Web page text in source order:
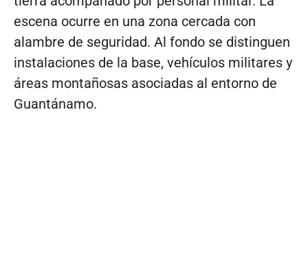
escena ocurre en una zona cercada con
alambre de seguridad. Al fondo se distinguen
instalaciones de la base, vehículos militares y
áreas montañosas asociadas al entorno de
Guantánamo.